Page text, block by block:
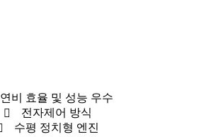
연비 효율 및 성능 우수
전자제어 방식
수평 정치형 엔진